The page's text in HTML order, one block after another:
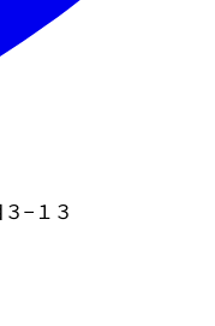
−１３